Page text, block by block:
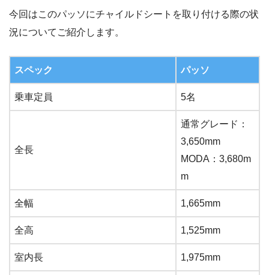
今回はこのパッソにチャイルドシートを取り付ける際の状
況についてご紹介します。
スペック パッソ
乗車定員 5名
全長
通常グレード：
3,650mm
MODA：3,680m
m
全幅 1,665mm
全高 1,525mm
室内長 1,975mm